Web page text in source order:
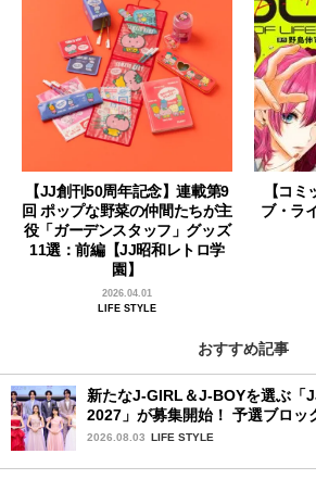
【JJ創刊50周年記念】連載第9
回 ポップな野菜の仲間たちが主
役「ガーデンスタッフ」グッズ
11選：前編【JJ昭和レトロ学
園】
2026.04.01
LIFE STYLE
【コ
ブ・ラ
おすすめ記事
新たなJ-GIRL＆J-BOYを選ぶ「
2027」が募集開始！ 予選ブロッ
視した「新システム」に変わりま
2026.08.03 LIFE STYLE